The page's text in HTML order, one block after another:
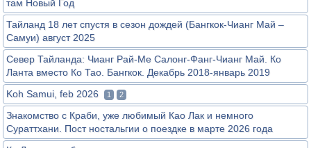
там Новый Год
Тайланд 18 лет спустя в сезон дождей (Бангкок-Чианг Май –
Самуи) август 2025
Север Тайланда: Чианг Рай-Ме Салонг-Фанг-Чианг Май. Ко
Ланта вместо Ко Тао. Бангкок. Декабрь 2018-январь 2019
Koh Samui, feb 2026
1 2
Знакомство с Краби, уже любимый Као Лак и немного
Сураттхани. Пост ностальгии о поездке в марте 2026 года